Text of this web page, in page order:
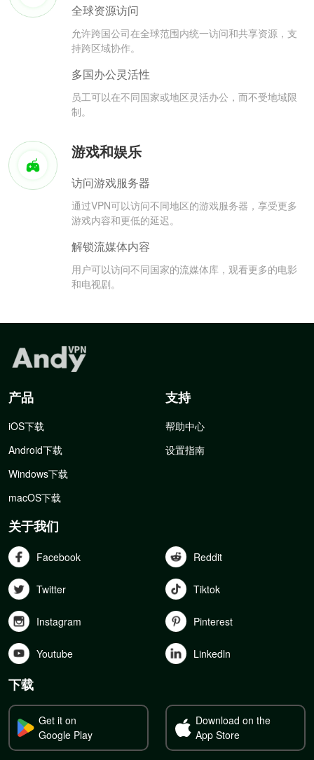
全球资源访问
允许跨国公司在全球范围内统一访问和共享资源，支
持跨区域协作。
多国办公灵活性
员工可以在不同国家或地区灵活办公，而不受地域限
制。
游戏和娱乐
访问游戏服务器
通过VPN可以访问不同地区的游戏服务器，享受更多
游戏内容和更低的延迟。
解锁流媒体内容
用户可以访问不同国家的流媒体库，观看更多的电影
和电视剧。
产品
iOS下载
Android下载
Windows下载
macOS下载
支持
帮助中心
设置指南
关于我们
Facebook Reddit
Twitter Tiktok
Instagram Pinterest
Youtube Linkedln
下载
Get it on
Google Play
Download on the
App Store